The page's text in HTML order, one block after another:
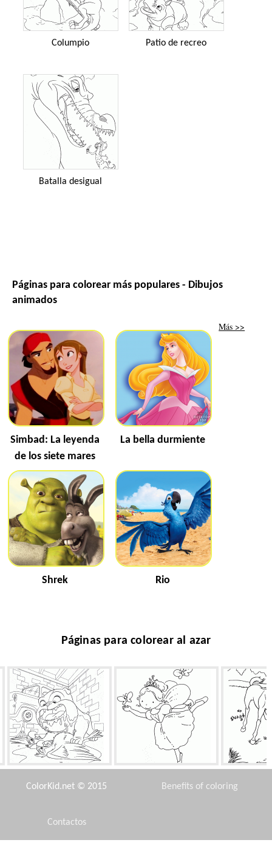
Columpio Patio de recreo
Batalla desigual
Páginas para colorear más populares - Dibujos
animados
Simbad: La leyenda
de los siete mares
La bella durmiente
Shrek Rio
Más >>
Páginas para colorear al azar
Luiz Bailes de hadas Potro y la
ColorKid.net © 2015 Benefits of coloring
Contactos